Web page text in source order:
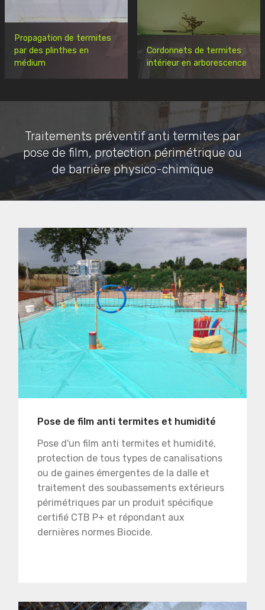
Propagation de termites
par des plinthes en
médium
Cordonnets de termites
intérieur en arborescence
Traitements préventif anti termites par
pose de film, protection périmétrique ou
de barrière physico-chimique
Pose de film anti termites et humidité
Pose d'un film anti termites et humidité,
protection de tous types de canalisations
ou de gaines émergentes de la dalle et
traitement des soubassements extérieurs
périmétriques par un produit spécifique
certifié CTB P+ et répondant aux
dernières normes Biocide.